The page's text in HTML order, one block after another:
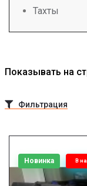
Тахты
Показывать на
Фильтрация
Новинка В